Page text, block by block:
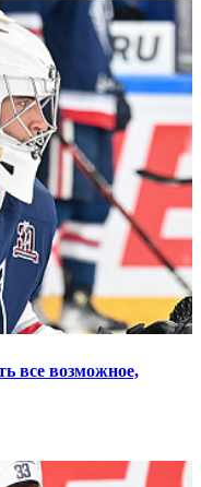
все возможное,